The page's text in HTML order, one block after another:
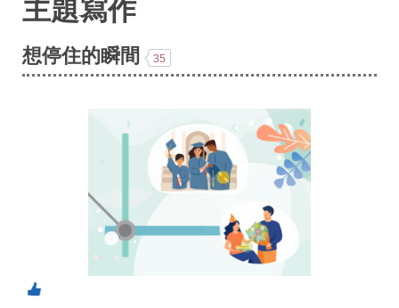
主題寫作
想停住的瞬間 35